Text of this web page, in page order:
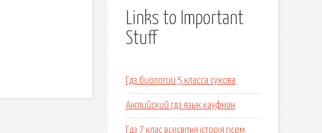
Links to Important
Stuff
Гдз биологии 5 класса сухова
Английский гдз язык кауфман
Гдз 7 клас всесвітня історія гісем